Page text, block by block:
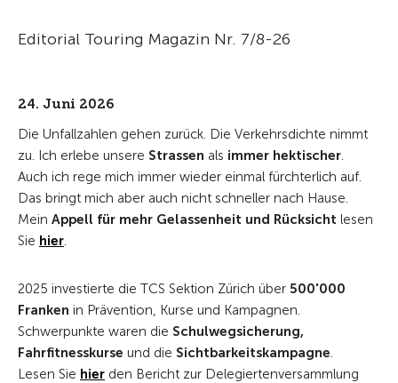
Editorial Touring Magazin Nr. 7/8-26
24. Juni 2026
Die Unfallzahlen gehen zurück. Die Verkehrsdichte nimmt
zu. Ich erlebe unsere Strassen als immer hektischer.
Auch ich rege mich immer wieder einmal fürchterlich auf.
Das bringt mich aber auch nicht schneller nach Hause.
Mein Appell für mehr Gelassenheit und Rücksicht lesen
Sie hier.
2025 investierte die TCS Sektion Zürich über 500'000
Franken in Prävention, Kurse und Kampagnen.
Schwerpunkte waren die Schulwegsicherung,
Fahrfitnesskurse und die Sichtbarkeitskampagne.
Lesen Sie hier den Bericht zur Delegiertenversammlung